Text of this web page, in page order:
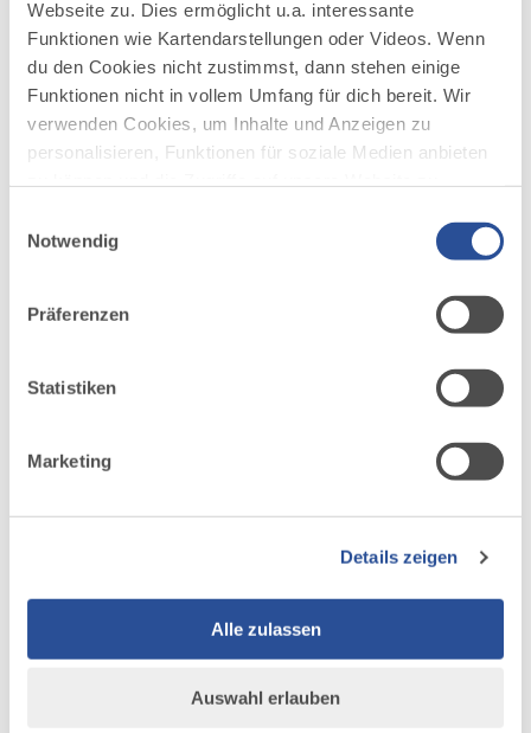
Webseite zu. Dies ermöglicht u.a. interessante
Funktionen wie Kartendarstellungen oder Videos. Wenn
du den Cookies nicht zustimmst, dann stehen einige
Funktionen nicht in vollem Umfang für dich bereit. Wir
verwenden Cookies, um Inhalte und Anzeigen zu
personalisieren, Funktionen für soziale Medien anbieten
deiner Verwendung unserer Website an unsere Partner
möglicherweise mit weiteren Daten zusammen, die du
Nutzung der Dienste gesammelt haben.
Notwendig
Präferenzen
Statistiken
Marketing
Details zeigen
Alle zulassen
Auswahl erlauben
©
Frosch im Tümpel
©
Hunde anzuleinen. Oder wieso es sinnvoll ist, heimische
Bäume und Sträucher zu pflanzen und auf unsere
wertvolle Kulturlandschaft Acht zu geben. Denn nur